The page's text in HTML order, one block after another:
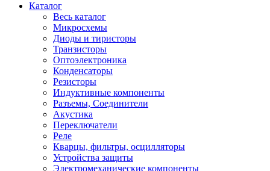
Каталог
Весь каталог
Микросхемы
Диоды и тиристоры
Транзисторы
Оптоэлектроника
Конденсаторы
Резисторы
Индуктивные компоненты
Разъемы, Соединители
Акустика
Переключатели
Реле
Кварцы, фильтры, осцилляторы
Устройства защиты
Электромеханические компоненты